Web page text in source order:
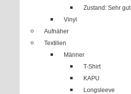
Zustand: Sehr gut
Vinyl
Aufnäher
Textilien
Männer
T-Shirt
KAPU
Longsleeve